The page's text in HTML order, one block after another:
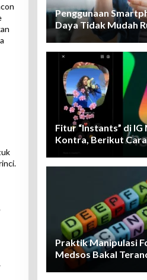
Penggunaan
Daya Tidak Mudah
Teknologi Ini
Fitur “Instants” di IG
Kontra, Berikut
Praktik Manipulasi
Medsos Bakal